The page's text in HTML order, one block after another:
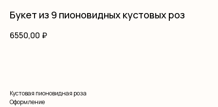
Букет из 9 пионовидных кустовых роз
6550,00 ₽
Кустовая пионовидная роза
Оформление